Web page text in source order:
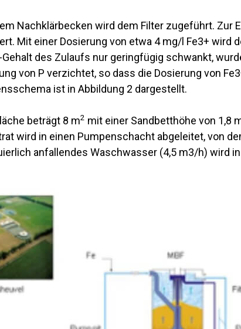
Nachklärbecken wird dem Filter zugeführt. Zur
Mit einer Dosierung von etwa 4 mg/l Fe3+ wird
Gehalt des Zulaufs nur geringfügig schwankt,
von P verzichtet, so dass die Dosierung von
ist in Abbildung 2 dargestellt.
beträgt 8 m2 mit einer Sandbetthöhe von 1,8
wird in einen Pumpenschacht abgeleitet, von
anfallendes Waschwasser (4,5 m3/h) wird